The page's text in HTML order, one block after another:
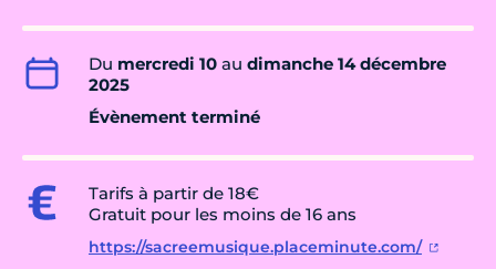
Du mercredi 10 au dimanche 14 décembre
2025
Évènement terminé
Tarifs à partir de 18€
Gratuit pour les moins de 16 ans
https://sacreemusique.placeminute.com/